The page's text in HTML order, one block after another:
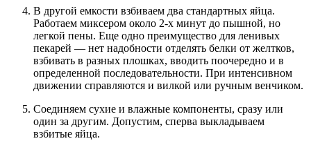
В другой емкости взбиваем два стандартных яйца.
Работаем миксером около 2-х минут до пышной, но
легкой пены. Еще одно преимущество для ленивых
пекарей — нет надобности отделять белки от желтков,
взбивать в разных плошках, вводить поочередно и в
определенной последовательности. При интенсивном
движении справляются и вилкой или ручным венчиком.
Соединяем сухие и влажные компоненты, сразу или
один за другим. Допустим, сперва выкладываем
взбитые яйца.